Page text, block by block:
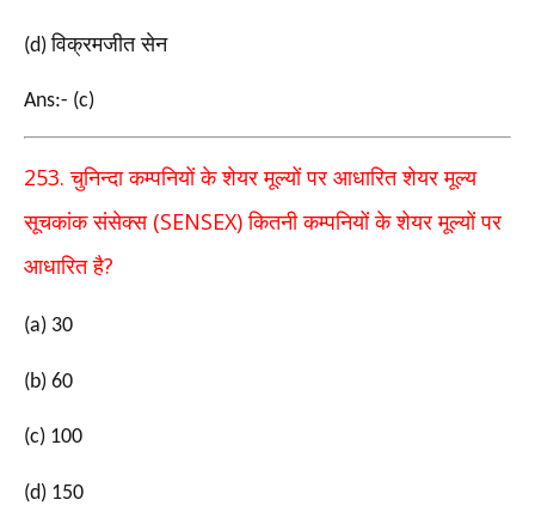
(d)विक्रमजीत सेन
Ans:- (c)
253.चुनिन्दा कम्पनियों के शेयर मूल्यों पर आधारित शेयर मूल्य
सूचकांक संसेक्स(SENSEX)कितनी कम्पनियों के शेयर मूल्यों पर
आधारित है?
(a) 30
(b) 60
(c) 100
(d) 150